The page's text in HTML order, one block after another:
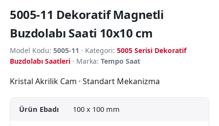
5005-11 Dekoratif Magnetli
Buzdolabı Saati 10x10 cm
Model Kodu: 5005-11 · Kategori: 5005 Serisi Dekoratif
Buzdolabı Saatleri · Marka: Tempo Saat
Kristal Akrilik Cam · Standart Mekanizma
Ürün Ebadı 100 x 100 mm